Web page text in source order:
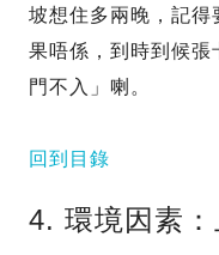
坡想住多兩晚，記得
果唔係，到時到候張
門不入」喇。
回到目錄
4. 環境因素：